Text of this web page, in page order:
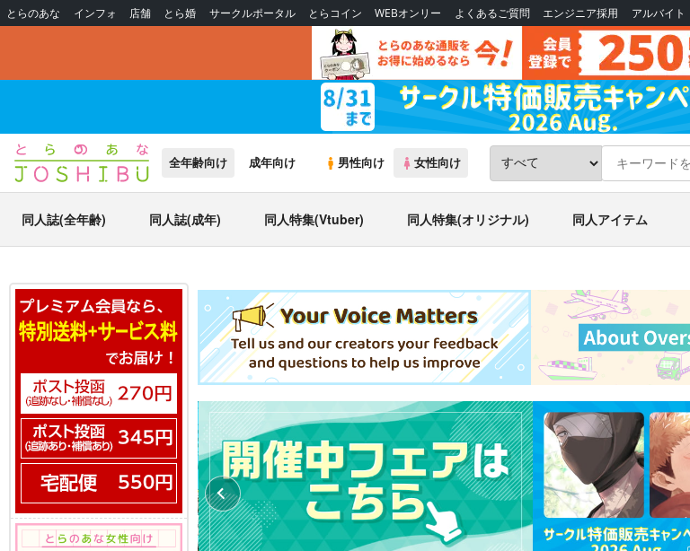
とらのあな インフォ 店舗 とら婚 サークルポータル とらコイン WEBオンリー よくあるご質問 エンジニア採用 アルバイト
全年齢向け 成年向け 男性向け 女性向け
同人誌(全年齢) 同人誌(成年) 同人特集(Vtuber) 同人特集(オリジナル) 同人アイテム